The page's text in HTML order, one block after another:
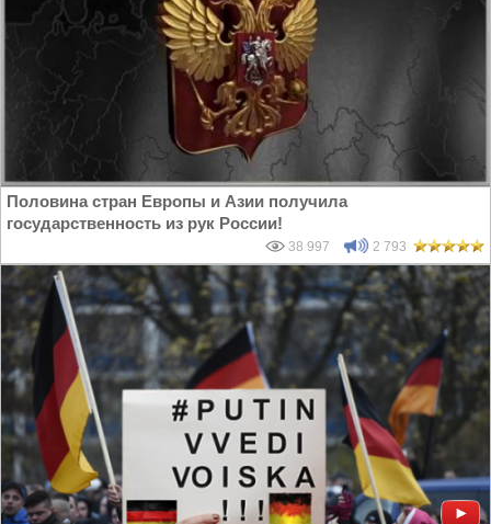
Половина стран Европы и Азии получила
государственность из рук России!
38 997 2 793